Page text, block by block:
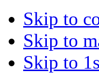
Skip to
Skip to
Skip to